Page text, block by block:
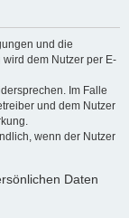
und die
dem Nutzer per E-
Im Falle
und dem Nutzer
wenn der Nutzer
Daten